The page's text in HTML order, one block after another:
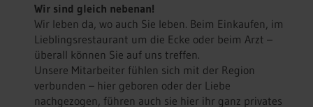
Wir sind gleich nebenan!
Wir leben da, wo auch Sie leben. Beim Einkaufen, im
Lieblingsrestaurant um die Ecke oder beim Arzt –
überall können Sie auf uns treffen.
Unsere Mitarbeiter fühlen sich mit der Region
verbunden – hier geboren oder der Liebe
nachgezogen, führen auch sie hier ihr ganz privates